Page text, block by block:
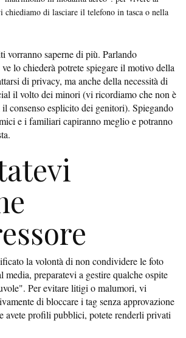
chiediamo di lasciare il telefono in tasca o nella
vorranno saperne di più. Parlando
lo chiederà potrete spiegare il motivo della
di privacy, ma anche della necessità di
il volto dei minori (vi ricordiamo che non è
consenso esplicito dei genitori). Spiegando
e i familiari capiranno meglio e potranno
la volontà di non condividere le foto
media, preparatevi a gestire qualche ospite
Per evitare litigi o malumori, vi
di bloccare i tag senza approvazione
avete profili pubblici, potete renderli privati